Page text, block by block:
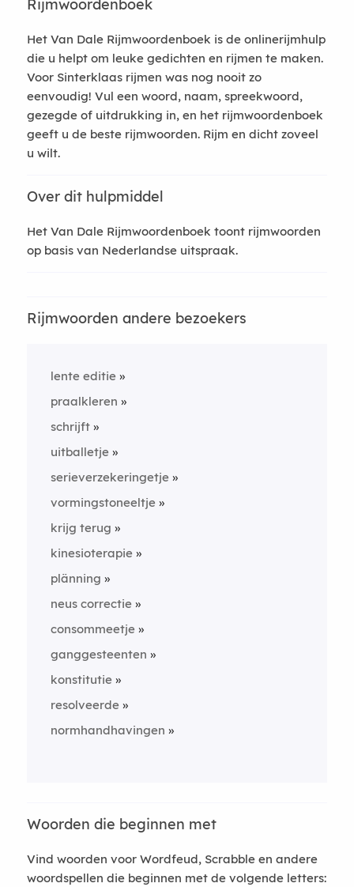
Rijmwoordenboek
Het Van Dale Rijmwoordenboek is de onlinerijmhulp
die u helpt om leuke gedichten en rijmen te maken.
Voor Sinterklaas rijmen was nog nooit zo
eenvoudig! Vul een woord, naam, spreekwoord,
gezegde of uitdrukking in, en het rijmwoordenboek
geeft u de beste rijmwoorden. Rijm en dicht zoveel
u wilt.
Over dit hulpmiddel
Het Van Dale Rijmwoordenboek toont rijmwoorden
op basis van Nederlandse uitspraak.
Rijmwoorden andere bezoekers
lente editie
praalkleren
schrijft
uitballetje
serieverzekeringetje
vormingstoneeltje
krijg terug
kinesioterapie
plänning
neus correctie
consommeetje
ganggesteenten
konstitutie
resolveerde
normhandhavingen
Woorden die beginnen met
Vind woorden voor Wordfeud, Scrabble en andere
woordspellen die beginnen met de volgende letters: